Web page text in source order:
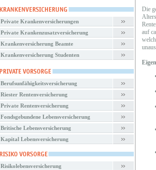
Private Krankenversicherungen
Private Krankenzusatzversicherung
Krankenversicherung Beamte
Krankenversicherung Studenten
Berufsunfähigkeitsversicherung
Riester Rentenversicherung
Private Rentenversicherung
Fondsgebundene Lebensversicherung
Britische Lebensversicherung
Kapital Lebensversicherung
Risikolebensversicherung
Die
auf